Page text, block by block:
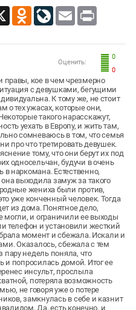
X Odnoklassniki
LiveJournal
Email Print
0
0
Оценить:
правы, кое в чем чрезмерно
с девушками, бегущими
К тому же, не стоит
о тех ужасах, которые они,
такого нарасскажут,
уехать в Европу, и жить там,
сомневаюсь в том, что семья
про что третировать девушек.
тому, что они берут их под
односельчан, будучи в очень
наркомана. Естественно,
выходила замуж за такого
жениха были против,
уже конченный человек. Тогда
из дома. Понятное дело,
могли, и ограничили ее выходы
телефон и установили жесткий
момент и сбежала. Искали и
Оказалось, сбежала с тем
недель поняла, что
и попросилась домой. Итог ее
инсульт, прослыла
потеряла возможность
не говоря уже о потере
замкнулась в себе и казнит
Да, есть конечно, и